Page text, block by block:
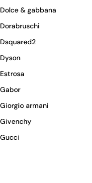
Dolce & gabbana
Dorabruschi
Dsquared2
Dyson
Estrosa
Gabor
Giorgio armani
Givenchy
Gucci